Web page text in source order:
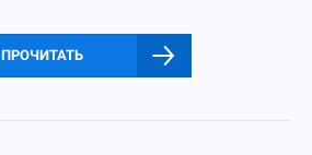
ПРОЧИТАТЬ